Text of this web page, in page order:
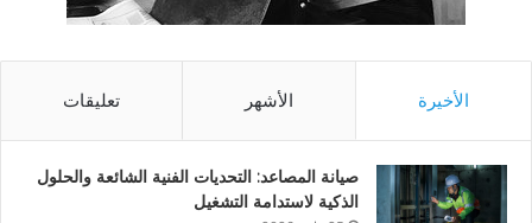
الأخيرة الأشهر تعليقات
صيانة المصاعد: التحديات الفنية الشائعة والحلول
الذكية لاستدامة التشغيل